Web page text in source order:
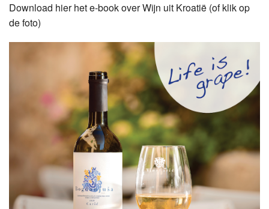
Download hier het e-book over Wijn uit Kroatië (of klik op
de foto)